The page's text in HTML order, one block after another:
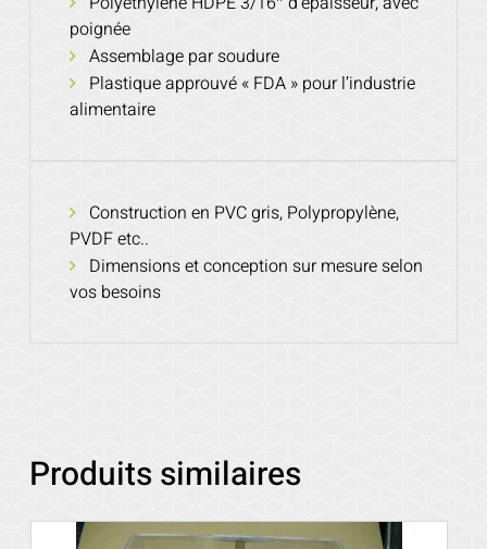
poignée
Assemblage par soudure
Plastique approuvé « FDA » pour l’industrie
alimentaire
Construction en PVC gris, Polypropylène,
PVDF etc..
Dimensions et conception sur mesure selon
vos besoins
Produits similaires